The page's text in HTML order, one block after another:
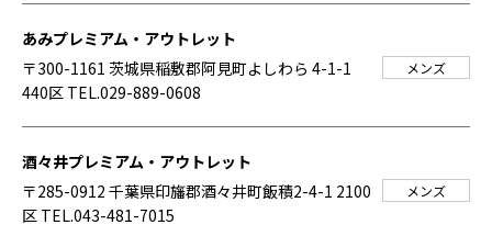
あみプレミアム・アウトレット
〒300-1161 茨城県稲敷郡阿見町よしわら 4-1-1
440区 TEL.029-889-0608
メンズ
酒々井プレミアム・アウトレット
〒285-0912 千葉県印旛郡酒々井町飯積2-4-1 2100
区 TEL.043-481-7015
メンズ